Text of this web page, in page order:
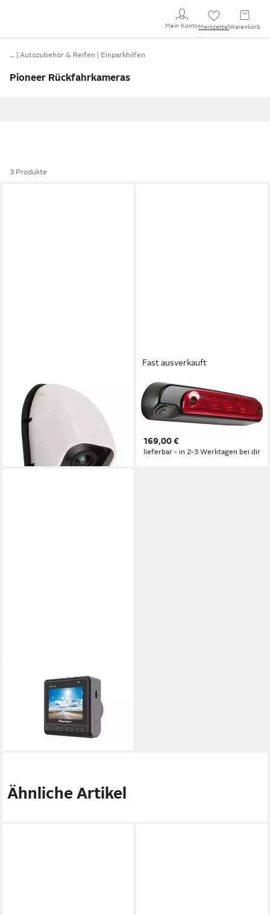
Mein KontoMerkzettel Warenkorb
… Autozubehör & Reifen Einparkhilfen
Pioneer Rückfahrkameras
3 Produkte
PIONEER
Pioneer Multiviewkamera CA-
BC.026 Rückfahrkamera
169,00 €
lieferbar - in 2-3 Werktagen bei dir
Fast ausverkauft
PIONEER
Pioneer CA-BC.006-3 - 160°
Rückfahrkamera
169,00 €
lieferbar - in 2-3 Werktagen bei dir
PIONEER VREC-130RS, 1-
Kanal Dashcam (Front)
Rückfahrkamera
lieferbar - in 2-3 Werktagen bei dir
Ähnliche Artikel